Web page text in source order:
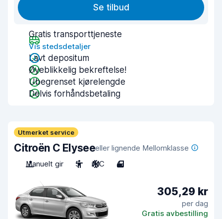
Se tilbud
Gratis transporttjeneste
Vis stedsdetaljer
Lavt depositum
Øyeblikkelig bekreftelse!
Ubegrenset kjørelengde
Delvis forhåndsbetaling
Utmerket service
Citroën C Elyseeeller lignende Mellomklasse
Manuelt gir
5 A/C 4
305,29 kr
per dag
Gratis avbestilling